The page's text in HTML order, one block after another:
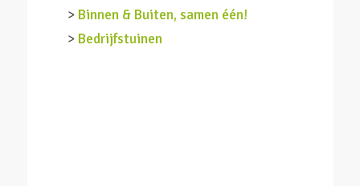
> Binnen & Buiten, samen één!
> Bedrijfstuinen